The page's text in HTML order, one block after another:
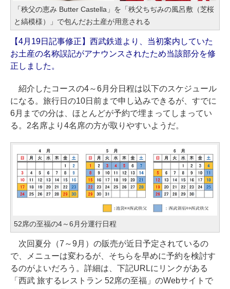
「秩父の恵み Butter Castella」を「秩父ちぢみの風呂敷（芝桜
と縞模様）」で包んだお土産が用意される
【4月19日記事修正】西武鉄道より、当初案内していた
お土産の名称誤記がアナウンスされたため当該部分を修
正しました。
紹介したコースの4～6月分日程は以下のスケジュール
になる。旅行日の10日前まで申し込みできるが、すでに
6月までの分は、ほとんどが予約で埋まってしまってい
る。2名席より4名席の方が取りやすいようだ。
52席の至福の4～6月分運行日程
次回夏分（7～9月）の販売が近日予定されているの
で、メニューは変わるが、そちらを早めに予約を検討す
るのがよいだろう。詳細は、下記URLにリンクがある
「西武 旅するレストラン 52席の至福」のWebサイトで